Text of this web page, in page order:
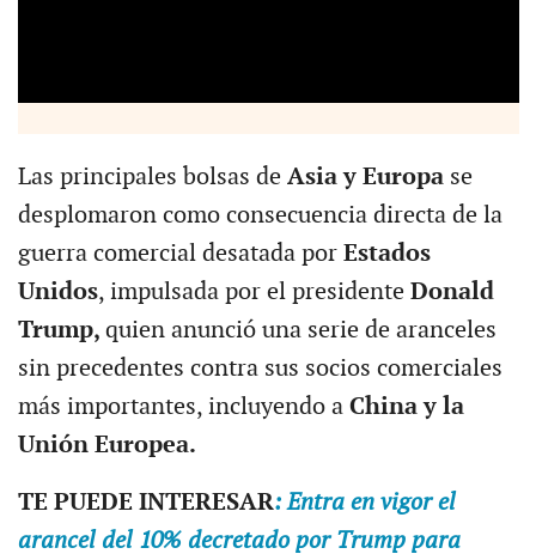
Las principales bolsas de Asia y Europase
desplomaron como consecuencia directa de la
guerra comercial desatada por Estados
Unidos, impulsada por el presidenteDonald
Trump, quien anunció una serie de aranceles
sin precedentes contra sus socios comerciales
más importantes, incluyendo aChina y la
Unión Europea.
TE PUEDE INTERESAR: Entra en vigor el
arancel del 10% decretado por Trump para